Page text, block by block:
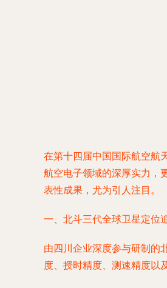
在第十四届中国国际航空航
航空电子领域的深厚实力，
表性成果，尤为引人注目。
一、北斗三代全球卫星定位
由四川企业深度参与研制的
度、授时精度、测速精度以